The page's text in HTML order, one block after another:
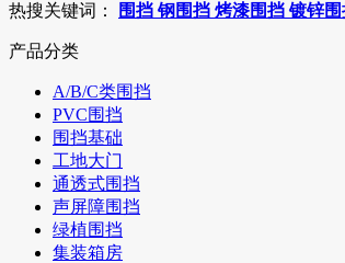
热搜关键词： 围挡 钢围挡 烤漆围挡 镀锌围
产品分类
A/B/C类围挡
PVC围挡
围挡基础
工地大门
通透式围挡
声屏障围挡
绿植围挡
集装箱房